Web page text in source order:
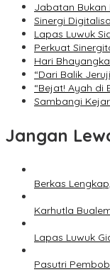
Jabatan Bukan
Sinergi
Lapas Luwuk
Perkuat
Hari
“Dari Balik
“Bejat! Ayah di
Sambangi
Jangan
Berkas
Karhutla
Lapas Luwuk
Pasutri